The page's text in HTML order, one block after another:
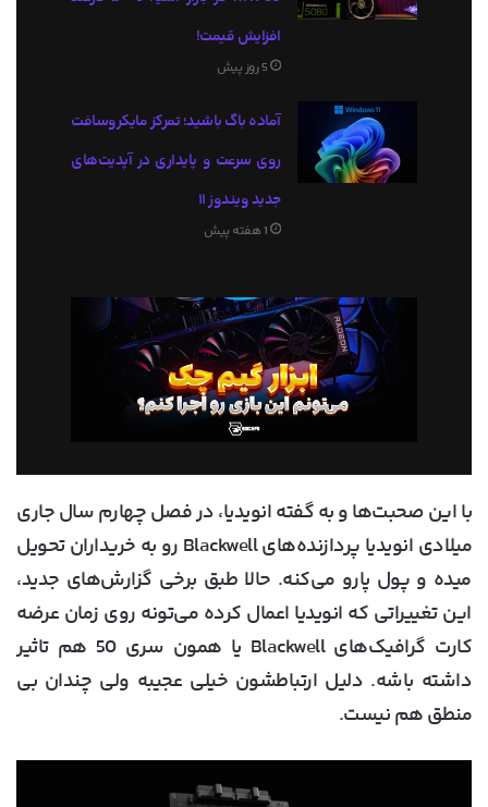
افزایش قیمت!
5 روز پیش
آماده باگ باشید؛ تمرکز مایکروسافت
روی سرعت و پایداری در آپدیت‌های
جدید ویندوز ۱۱
1 هفته پیش
با این صحبت‌ها و به گفته انویدیا، در فصل چهارم سال جاری
میلادی انویدیا پردازنده‌های Blackwell رو به خریداران تحویل
میده و پول پارو می‌کنه. حالا طبق برخی گزارش‌های جدید،
این تغییراتی که انویدیا اعمال کرده می‌تونه روی زمان عرضه
کارت گرافیک‌های Blackwell یا همون سری 50 هم تاثیر
داشته باشه. دلیل ارتباطشون خیلی عجیبه ولی چندان بی
منطق هم نیست.